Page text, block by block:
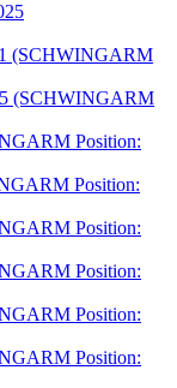
(SCHWINGARM
(SCHWINGARM
Position:
Position:
Position:
Position:
Position:
Position: